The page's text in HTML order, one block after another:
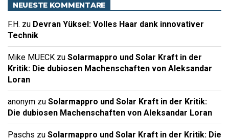
NEUESTE KOMMENTARE
F.H. zu Devran Yüksel: Volles Haar dank innovativer
Technik
Mike MUECK zu Solarmappro und Solar Kraft in der
Kritik: Die dubiosen Machenschaften von Aleksandar
Loran
anonym zu Solarmappro und Solar Kraft in der Kritik:
Die dubiosen Machenschaften von Aleksandar Loran
Paschs zu Solarmappro und Solar Kraft in der Kritik: Die